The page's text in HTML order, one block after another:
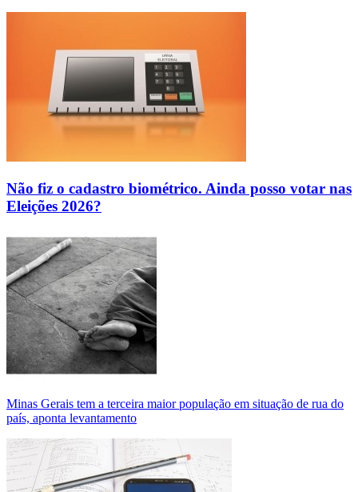
Não fiz o cadastro biométrico. Ainda posso votar nas
Eleições 2026?
Minas Gerais tem a terceira maior população em situação de rua do
país, aponta levantamento